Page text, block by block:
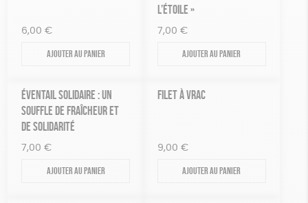
6,00 €
Ajouter au panier
L’ÉTOILE »
7,00 €
Ajouter au panier
ÉVENTAIL SOLIDAIRE : UN
SOUFFLE DE FRAÎCHEUR ET
DE SOLIDARITÉ
7,00 €
Ajouter au panier
FILET À VRAC
9,00 €
Ajouter au panier